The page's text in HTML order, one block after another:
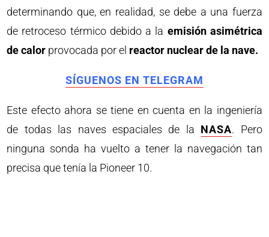
determinando que, en realidad, se debe a una fuerza
de retroceso térmico debido a la emisión asimétrica
de calor provocada por el reactor nuclear de la nave.
SÍGUENOS EN TELEGRAM
Este efecto ahora se tiene en cuenta en la ingeniería
de todas las naves espaciales de la NASA. Pero
ninguna sonda ha vuelto a tener la navegación tan
precisa que tenía la Pioneer 10.